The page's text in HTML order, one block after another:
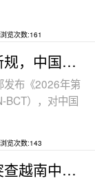
浏览次数:161
越南出台过境运输新规，中国货物中转通
发布《2026年第
BCT），对中国
浏览次数:143
美国依据双边协议突查越南中资工厂，三